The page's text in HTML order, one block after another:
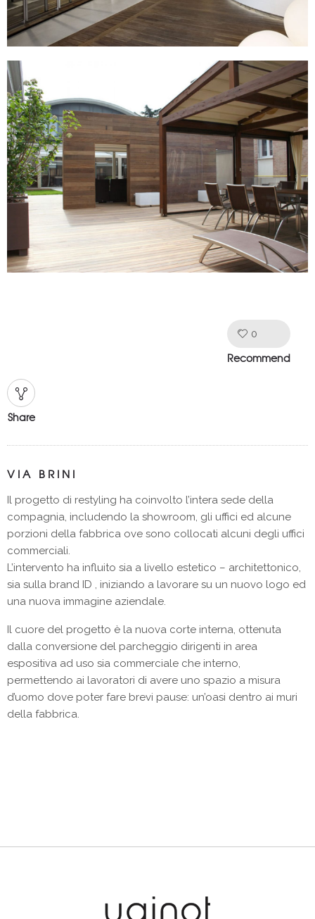
0
Recommend
Share
VIA BRINI
Il progetto di restyling ha coinvolto l’intera sede della
compagnia, includendo la showroom, gli uffici ed alcune
porzioni della fabbrica ove sono collocati alcuni degli uffici
commerciali.
L’intervento ha influito sia a livello estetico – architettonico,
sia sulla brand ID , iniziando a lavorare su un nuovo logo ed
una nuova immagine aziendale.
Il cuore del progetto è la nuova corte interna, ottenuta
dalla conversione del parcheggio dirigenti in area
espositiva ad uso sia commerciale che interno,
permettendo ai lavoratori di avere uno spazio a misura
d’uomo dove poter fare brevi pause: un’oasi dentro ai muri
della fabbrica.